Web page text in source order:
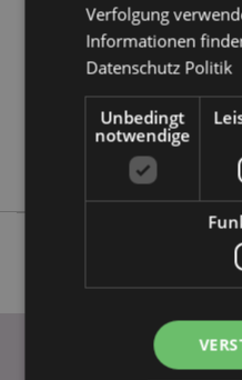
360
0.041000
Keine
Keine
Keine
Verfolgung
Informationen
Datenschutz Politik
Unbedingt
notwendige